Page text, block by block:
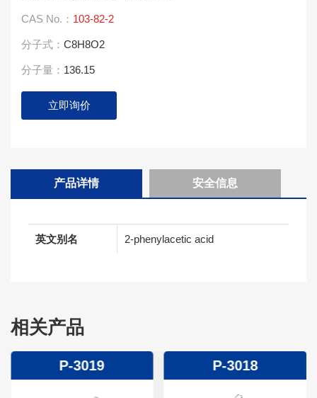
CAS No.： 103-82-2
分子式： C8H8O2
分子量： 136.15
立即询价
产品详情 安全信息
英文别名 2-phenylacetic acid
相关产品
P-3019 P-3018